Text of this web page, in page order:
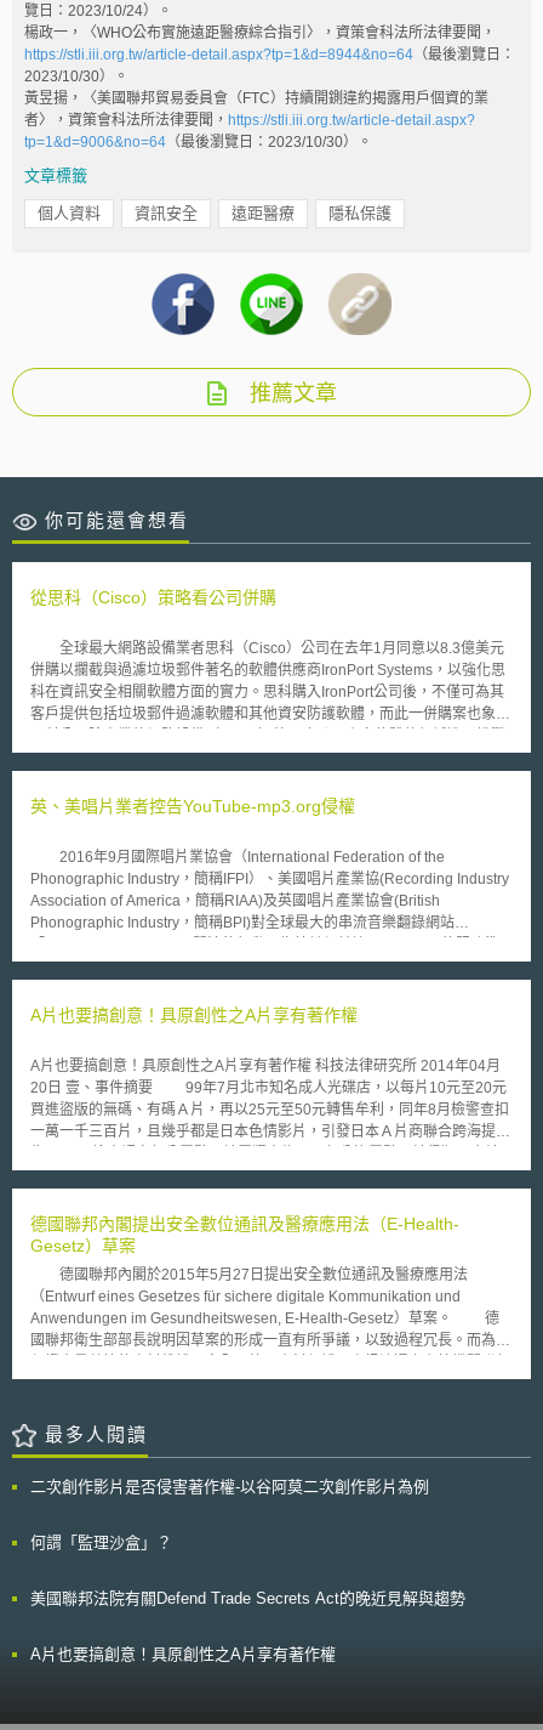
覽日：2023/10/24）。
楊政一，〈WHO公布實施遠距醫療綜合指引〉，資策會科法所法律要聞，
https://stli.iii.org.tw/article-detail.aspx?tp=1&d=8944&no=64 （最後瀏覽日：
2023/10/30）。
黃昱揚，〈美國聯邦貿易委員會（FTC）持續開鍘違約揭露用戶個資的業
者〉，資策會科法所法律要聞， https://stli.iii.org.tw/article-detail.aspx?
tp=1&d=9006&no=64 （最後瀏覽日：2023/10/30）。
文章標籤
個人資料 資訊安全 遠距醫療 隱私保護
推薦文章
你可能還會想看
從思科（Cisco）策略看公司併購
全球最大網路設備業者思科（Cisco）公司在去年1月同意以8.3億美元
併購以攔截與過濾垃圾郵件著名的軟體供應商IronPort Systems，以強化思
科在資訊安全相關軟體方面的實力。思科購入IronPort公司後，不僅可為其
客戶提供包括垃圾郵件過濾軟體和其他資安防護軟體，而此一併購案也象徵
其他大型防毒軟體業者（如賽門鐵克Symantec）。 以併購取得其他公
奇，但此案值得注意的是原本思科公司的併購策略（acquisition strategy）
可以快速地進入市場，此種方式亦是目前大多數廠商所採行的方法。
但自2003年後思科公司開始思考採取不同的併購方式：保留被併購公司的
商標與行銷團隊，除可避免併購之後所可能產生的文化衝擊、制度磨合等問
題，透過新的方式思科公司仍然獲得極大的收益。近來常聽聞國內的廠商積
極併購其他公司，除成本或智慧財產等，管理制度亦是考量的重點之一，或
英、美唱片業者控告YouTube-mp3.org侵權
2016年9月國際唱片業協會（International Federation of the
Phonographic Industry，簡稱IFPI）、美國唱片產業協(Recording Industry
Association of America，簡稱RIAA)及英國唱片產業協會(British
Phonographic Industry，簡稱BPI)對全球最大的串流音樂翻錄網站
則，且侵害音樂著作權。目前該案件由美國加州聯邦法院審理。
該網站(YouTube-mp3.org)複製貼上原YouTube的音樂影片網址，即能將其
的廣告收入，卻未支付任何金錢報酬給音樂家或著作權權利持有人，因此控
告YouTube-mp3. org及該站負責人Philip Matesanz侵害著作權。BPI則表
示，使用者得透過各種串流服務存取合法音樂，若對此非法轉載音樂的業者
或行為不提出法律行動，將會影響合法的音樂串流服務。 另一方面，
德國聯邦部門(German Federal Ministry ) 早在2011年時曾認定，從
（Electronic Frontier Foundation，簡稱EFF）對於英美唱片業協會要求法
人修訂刪除網站的權力。
A片也要搞創意！具原創性之A片享有著作權
A片也要搞創意！具原創性之A片享有著作權 科技法律研究所 2014年04月
20日 壹、事件摘要 99年7月北市知名成人光碟店，以每片10元至20元
買進盜版的無碼、有碼Ａ片，再以25元至50元轉售牟利，同年8月檢警查扣
一萬一千三百片，且幾乎都是日本色情影片，引發日本Ａ片商聯合跨海提
商著作權，分依違反《著作權法》及散布販賣猥褻物品罪起訴，但台北地院
保護，僅依販賣猥褻物品罪判處六個月有期徒刑。 檢方上訴智慧財產
法院後，合議庭隨機挑16部Ａ片，由台大教授黃銘傑鑑定，鑑定認為其中3
部有碼Ａ片未抄襲，而係導演透過講故事來表達想法，且拍攝手法、情節設
計及情慾表現，均有其構思及獨特性，已屬具原創性的著作，遂改判違反
《著作權法》及販賣猥褻物品罪。 貳、重點說明 一、88年最高法院台上字
第250號判決 本案原審法院認為A片不能享有著作權，主要是採納最高
法院88年度台上字第250號刑事判決之見解，該判決指出：著作權法第3條
違背公共利益之著述，既無由促進國家社會發展，且與著作權法之立法目的
有違，基於既得權之保障仍需受公序良俗限制之原則，是以，色情光碟片非
屬著作權法所稱之著作，自不受著作權法不得製造或販賣等之保障。
租店哀鴻遍野。對於業者以A片為威脅獲取暴利之工具，顯與國民情感相
惡[1]。 二、智慧財產法院101年刑智上易字第74號判決 103年2月20
日，智慧財產法院101年刑智上易字第74號判決認為國外具原創性的色情
本權利受憲法保護 按人民有言論、講學、著作及出版之自由，憲法第
作保護主義，避免出版品主管機關動輒依據88年1 月25日廢止之出版法第
德國聯邦內閣提出安全數位通訊及醫療應用法（E-Health-
Gesetz）草案
德國聯邦內閣於2015年5月27日提出安全數位通訊及醫療應用法
（Entwurf eines Gesetzes für sichere digitale Kommunikation und
Anwendungen im Gesundheitswesen, E-Health-Gesetz）草案。 德
國聯邦衛生部部長說明因草案的形成一直有所爭議，以致過程冗長。而為了
資料保護官（Bundesbeauftragten für den Datenschutz und die
in der Informationstechnik, BSI），從一開始即密切參與其中合作。針對電
子健保卡（die elektronische Gesundheitskarte）的資訊安全要求，德國聯
準之數位設施的建置期程，以及產生病人具體應用效益的時間規劃表，重要
資料（Versichertenstammdaten）的測試及更新，自2016年7月1日起，於
料。當病人有該等需求之意願時，自2018年起健保卡即應包含緊急資訊。
訊，藥物治療計畫能於治療過程中使病人更加安全。而同時最少使用三種藥
物的被保險人，自2016年起應採行藥物治療計畫。之後應可於電子健保卡
最多人閱讀
二次創作影片是否侵害著作權-以谷阿莫二次創作影片為例
何謂「監理沙盒」？
美國聯邦法院有關Defend Trade Secrets Act的晚近見解與趨勢
A片也要搞創意！具原創性之A片享有著作權